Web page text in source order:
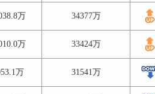
万 34377万
万 33424万
万 31541万